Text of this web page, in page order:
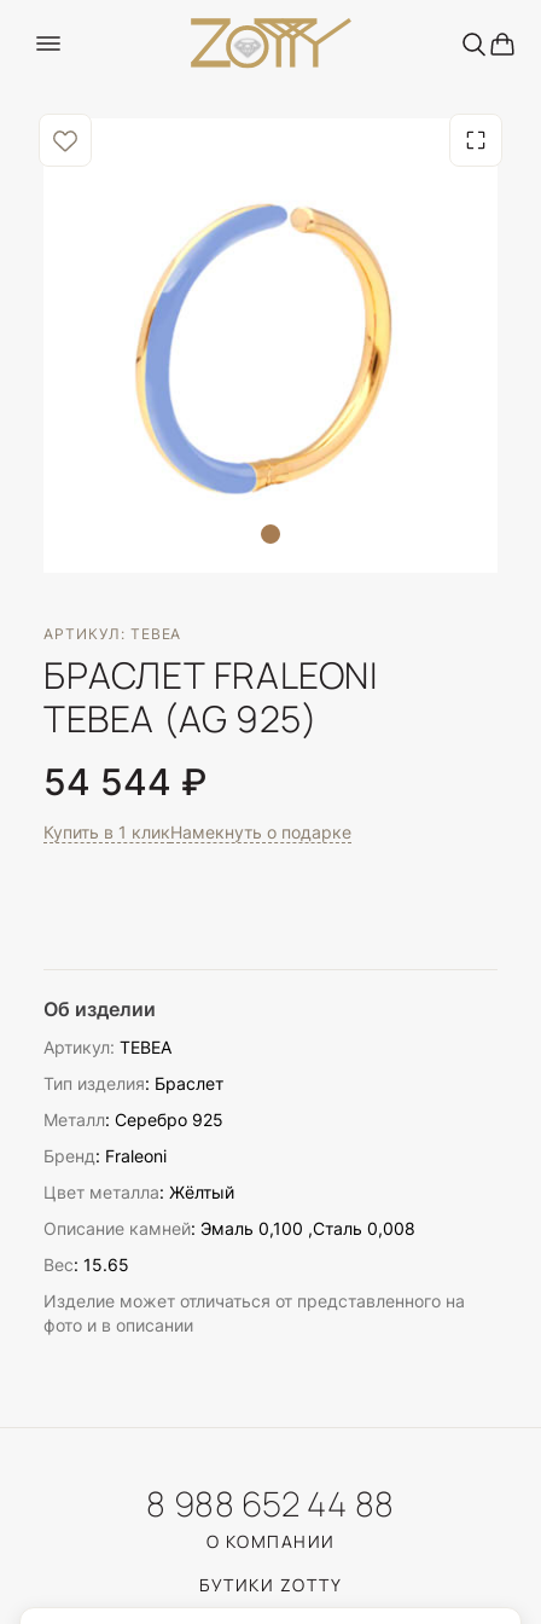
АРТИКУЛ: TEBEA
БРАСЛЕТ FRALEONI
TEBEA (AG 925)
54 544 ₽
Купить в 1 кликНамекнуть о подарке
Об изделии
Артикул: TEBEA
Тип изделия: Браслет
Металл: Серебро 925
Бренд: Fraleoni
Цвет металла: Жёлтый
Описание камней: Эмаль 0,100 ,Сталь 0,008
Вес: 15.65
Изделие может отличаться от представленного на
фото и в описании
8 988 652 44 88
О КОМПАНИИ
БУТИКИ ZOTTY